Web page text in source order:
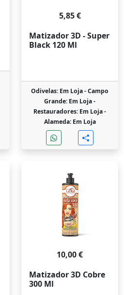
5,85 €
Matizador 3D - Super
Black 120 Ml
Odivelas: Em Loja -Campo
Grande: Em Loja -
Restauradores: Em Loja -
Alameda: Em Loja
10,00 €
Matizador 3D Cobre
300 Ml